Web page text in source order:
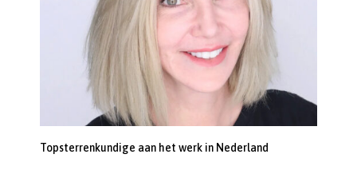
Topsterrenkundige aan het werk in Nederland